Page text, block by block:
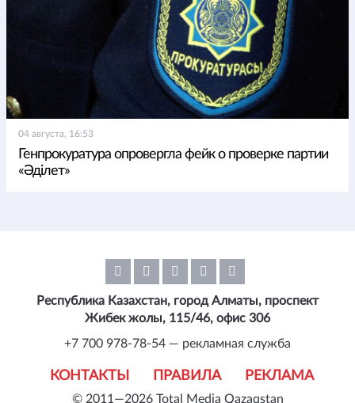
04 августа, 16:53
Генпрокуратура опровергла фейк о проверке партии
«Әділет»
© 2011—2026 Total Media Qazaqstan
КОНТАКТЫ ПРАВИЛА РЕКЛАМА
Республика Казахстан, город Алматы, проспект
Жибек жолы, 115/46, офис 306
+7 700 978-78-54 — рекламная служба